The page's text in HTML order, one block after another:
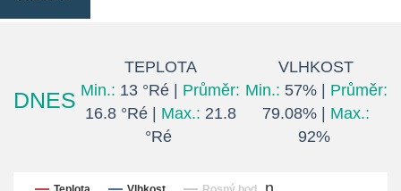
DNES
TEPLOTA
Min.: 13 °Ré | Průměr:
16.8 °Ré | Max.: 21.8
°Ré
VLHKOST
Min.: 57% | Průměr:
79.08% | Max.:
92%